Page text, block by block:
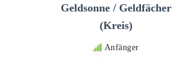
Geldsonne / Geldfächer
(Kreis)
Anfänger